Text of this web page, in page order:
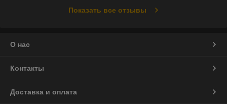
Показать все отзывы
О нас
Контакты
Доставка и оплата